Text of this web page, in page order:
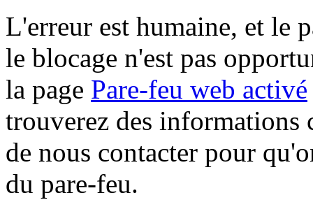
L'erreur est humaine, et le
le blocage n'est pas
la page Pare-feu web activé
trouverez des informations
de nous contacter pour
du pare-feu.